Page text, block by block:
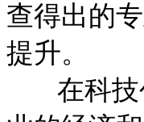
查得出的
提升。
在科技